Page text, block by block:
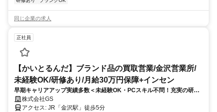
同じ企業の求人
正社員
【かいとるんだ】ブランド品の買取営業/金沢営業所/
未経験OK/研修あり/月給30万円保障+インセン
早期キャリアアップ実績多数＜未経験OK・PCスキル不問！充実の研修
あり＞土日休み大型連休年3回×月給30万円保障×毎月インセン「休みも
収入も得られる」腰を据えて長く働ける環境
株式会社GS
アクセス: JR「金沢駅」徒歩5分